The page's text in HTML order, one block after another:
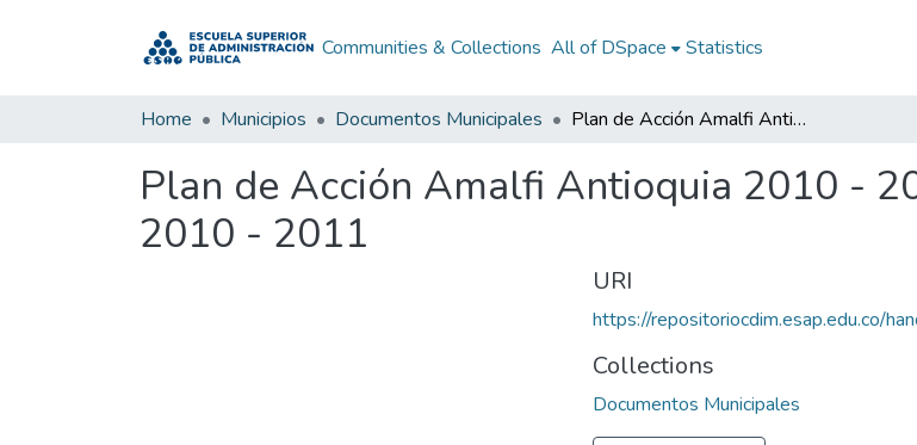
Communities & Collections All of DSpace Statistics
Home Municipios Documentos Municipales Plan de Acción Amalfi Antioquia 2010 - 2011: PA Amalfi Antioquia 2010 - 2011
Plan de Acción Amalfi Antioquia 2010 -
2010 - 2011
URI
https://repositoriocdim.esap.edu.co/
Collections
Documentos Municipales